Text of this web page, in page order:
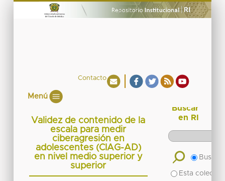
Contacto
Menú
Validez de contenido de la
escala para medir
ciberagresión en
adolescentes (CIAG-AD)
en nivel medio superior y
superior
Buscar
en RI
Buscar
Esta